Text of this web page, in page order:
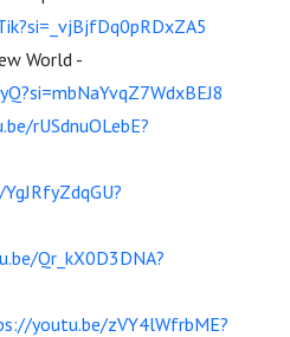
World -
rUSdnuOLebE?
Qr_kX0D3DNA?
youtu.be/zVY4lWfrbME?